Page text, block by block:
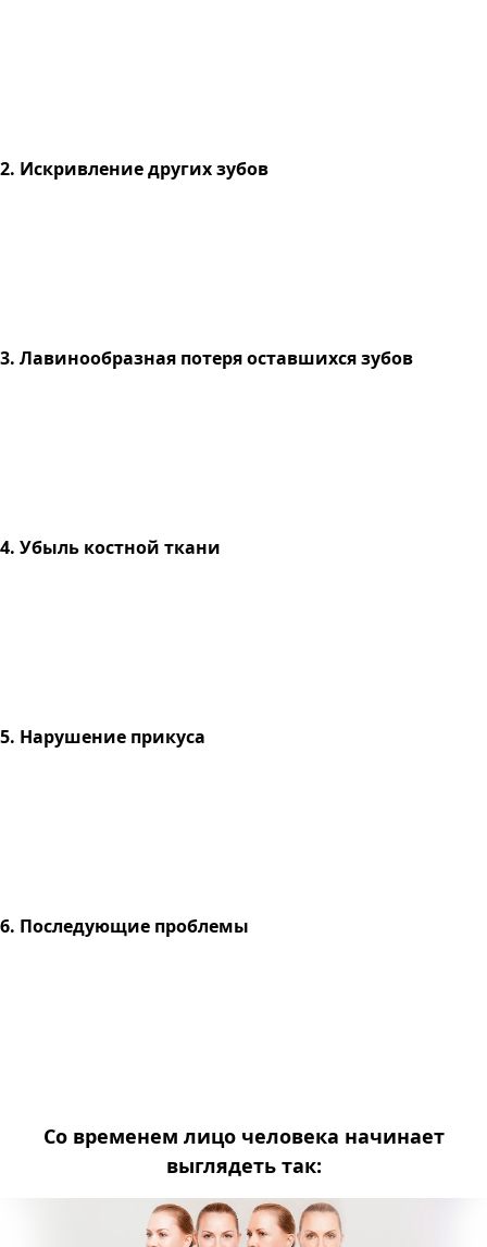
2. Искривление других зубов
3. Лавинообразная потеря оставшихся зубов
4. Убыль костной ткани
5. Нарушение прикуса
6. Последующие проблемы
Со временем лицо человека начинает
выглядеть так: